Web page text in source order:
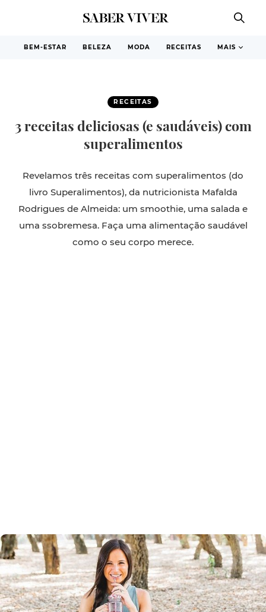
BEM-ESTAR BELEZA MODA RECEITAS MAIS
RECEITAS
3 receitas deliciosas (e saudáveis) com
superalimentos
Revelamos três receitas com superalimentos (do
livro Superalimentos), da nutricionista Mafalda
Rodrigues de Almeida: um smoothie, uma salada e
uma ssobremesa. Faça uma alimentação saudável
como o seu corpo merece.